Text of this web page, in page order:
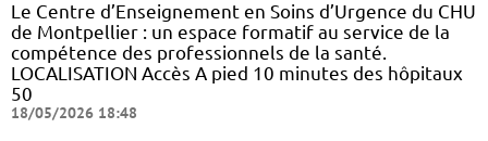
Le Centre d’Enseignement en Soins d’Urgence du CHU
de Montpellier : un espace formatif au service de la
compétence des professionnels de la santé.
LOCALISATION Accès A pied 10 minutes des hôpitaux
50
18/05/2026 18:48